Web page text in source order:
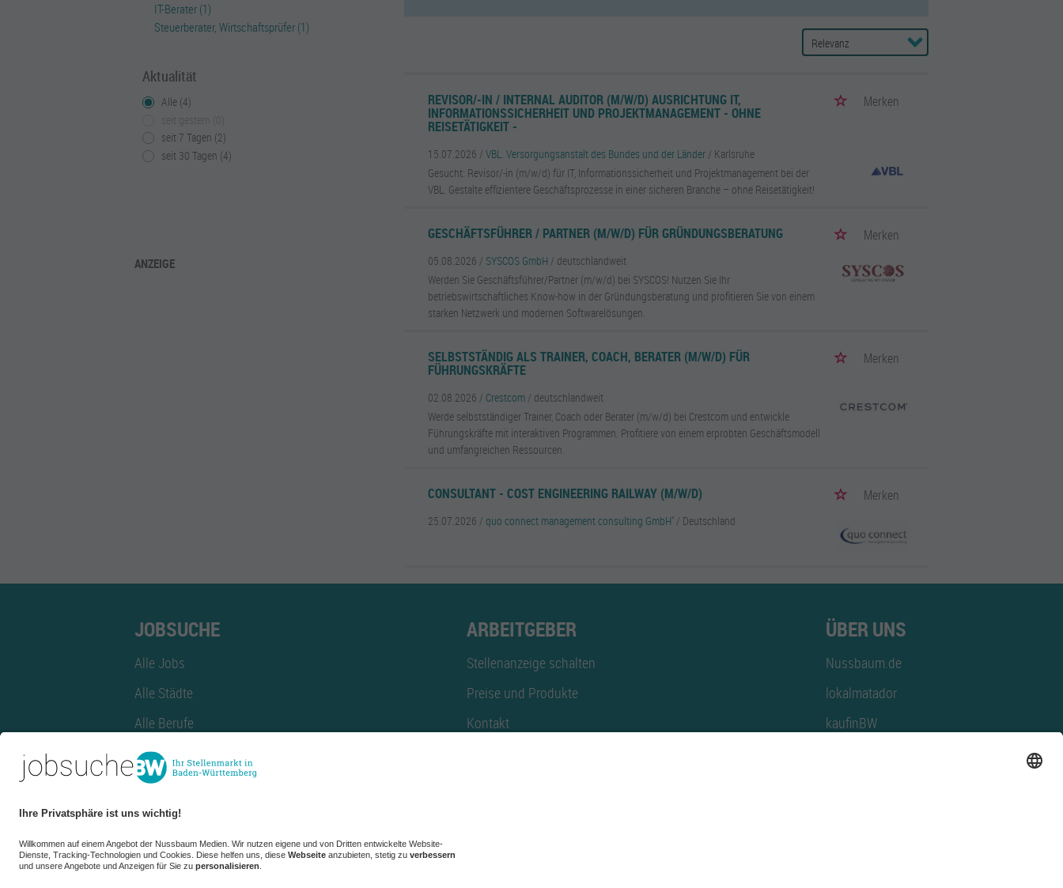
IT-Berater (1)
Steuerberater, Wirtschaftsprüfer (1)
Aktualität
Alle (4)
seit 7 Tagen (2)
seit 30 Tagen (4)
ANZEIGE
REVISOR/-IN / INTERNAL AUDITOR (M/W/D) AUSRICHTUNG IT,
INFORMATIONSSICHERHEIT UND PROJEKTMANAGEMENT - OHNE
REISETÄTIGKEIT -
Merken
15.07.2026 /VBL. Versorgungsanstalt des Bundes und der Länder / Karlsruhe
Gesucht: Revisor/-in (m/w/d) für IT, Informationssicherheit und Projektmanagement bei der
VBL. Gestalte effizientere Geschäftsprozesse in einer sicheren Branche – ohne Reisetätigkeit!
GESCHÄFTSFÜHRER / PARTNER (M/W/D) FÜR GRÜNDUNGSBERATUNG Merken
05.08.2026 / SYSCOS GmbH / deutschlandweit
Werden Sie Geschäftsführer/Partner (m/w/d) bei SYSCOS! Nutzen Sie Ihr
betriebswirtschaftliches Know-how in der Gründungsberatung und profitieren Sie von einem
starken Netzwerk und modernen Softwarelösungen.
SELBSTSTÄNDIG ALS TRAINER, COACH, BERATER (M/W/D) FÜR
FÜHRUNGSKRÄFTE
Merken
02.08.2026 / Crestcom / deutschlandweit
Werde selbstständiger Trainer, Coach oder Berater (m/w/d) bei Crestcom und entwickle
Führungskräfte mit interaktiven Programmen. Profitiere von einem erprobten Geschäftsmodell
und umfangreichen Ressourcen.
CONSULTANT - COST ENGINEERING RAILWAY (M/W/D) Merken
25.07.2026 /quo connect management consulting GmbH'' / Deutschland
JOBSUCHE
Alle Jobs
Alle Städte
Alle Berufe
Alle Berufe nach Stadt
Alle Tätigkeitsbereiche
Alle Tätigkeitsbereiche nach Stadt
azubiBW.de
Minijobs
ARBEITGEBER
Stellenanzeige schalten
Preise und Produkte
Kontakt
ÜBER UNS
Nussbaum.de
lokalmatador
kaufinBW